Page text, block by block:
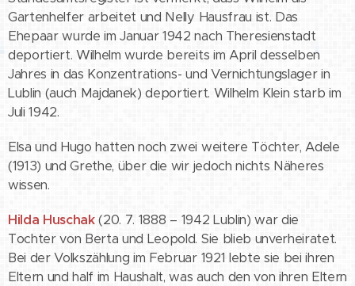
Gartenhelfer arbeitet und Nelly Hausfrau ist. Das
Ehepaar wurde im Januar 1942 nach Theresienstadt
deportiert. Wilhelm wurde bereits im April desselben
Jahres in das Konzentrations- und Vernichtungslager in
Lublin (auch Majdanek) deportiert. Wilhelm Klein starb im
Juli 1942.
Elsa und Hugo hatten noch zwei weitere Töchter, Adele
(1913) und Grethe, über die wir jedoch nichts Näheres
wissen.
Hilda Huschak(20. 7. 1888 – 1942 Lublin) war die
Tochter von Berta und Leopold. Sie blieb unverheiratet.
Bei der Volkszählung im Februar 1921 lebte sie bei ihren
Eltern und half im Haushalt, was auch den von ihren Eltern